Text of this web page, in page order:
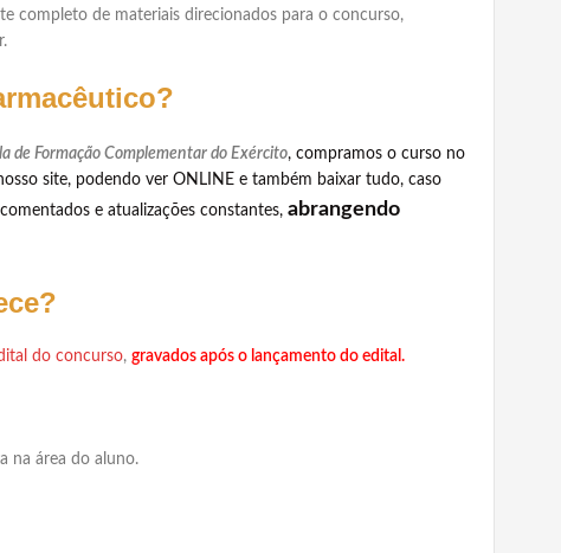
completo de materiais direcionados para o concurso,
de Formação Complementar do Exército, compramos o curso no
site, podendo ver ONLINE e também baixar tudo, caso
e atualizações constantes, abrangendo
do concurso, gravados após o lançamento do edital.
na área do aluno.